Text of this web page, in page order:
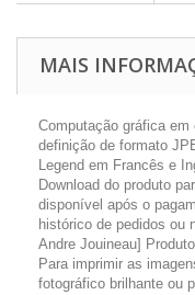
MAIS
Computação gráfica
definição de formato
Legend em Francês e
Download do produto
disponível após o
histórico de pedidos ou
Andre Jouineau]
Para imprimir as
fotográfico brilhante ou